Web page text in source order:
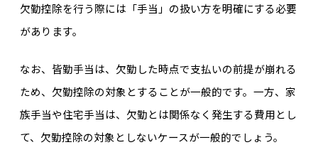
欠勤控除を行う際には「手当」の扱い方を明確にする必要
があります。
なお、皆勤手当は、欠勤した時点で支払いの前提が崩れる
ため、欠勤控除の対象とすることが一般的です。一方、家
族手当や住宅手当は、欠勤とは関係なく発生する費用とし
て、欠勤控除の対象としないケースが一般的でしょう。